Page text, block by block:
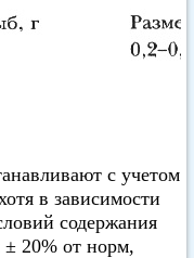
с учетом
в зависимости
содержания
± 20% от норм,